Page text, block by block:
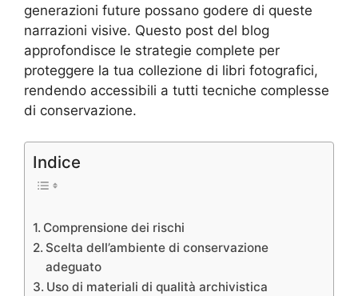
generazioni future possano godere di queste
narrazioni visive. Questo post del blog
approfondisce le strategie complete per
proteggere la tua collezione di libri fotografici,
rendendo accessibili a tutti tecniche complesse
di conservazione.
Indice
Comprensione dei rischi
Scelta dell’ambiente di conservazione
adeguato
Uso di materiali di qualità archivistica